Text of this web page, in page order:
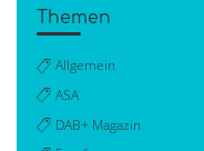
Themen
Allgemein
ASA
DAB+ Magazin